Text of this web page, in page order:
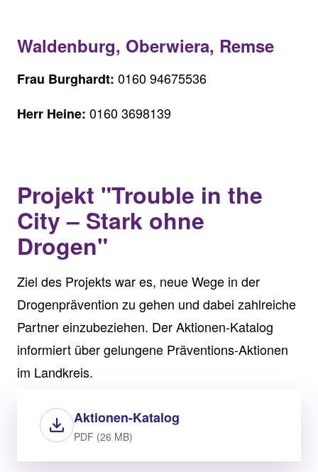
Waldenburg, Oberwiera, Remse
Frau Burghardt: 0160 94675536
Herr Heine: 0160 3698139
Projekt "Trouble in the
City – Stark ohne
Drogen"
Ziel des Projekts war es, neue Wege in der
Drogenprävention zu gehen und dabei zahlreiche
Partner einzubeziehen. Der Aktionen-Katalog
informiert über gelungene Präventions-Aktionen
im Landkreis.
Aktionen-Katalog
PDF (26 MB)